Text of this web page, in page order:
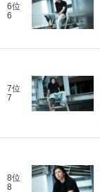
6位
6
7位
7
8位
8